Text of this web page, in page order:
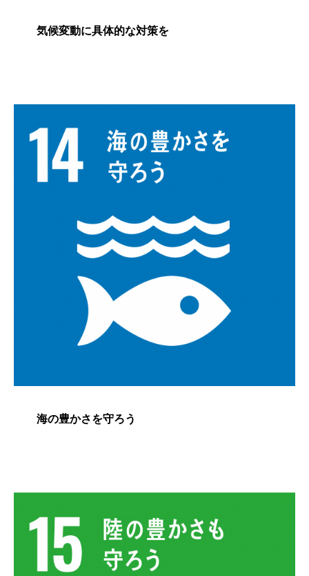
気候変動に具体的な対策を
海の豊かさを守ろう